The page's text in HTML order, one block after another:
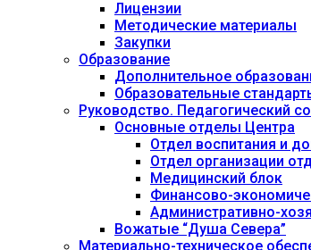
Лицензии
Методические материалы
Закупки
Образование
Дополнительное
Образовательные
Руководство. Педагогический
Основные отделы Центра
Отдел воспитания и
Отдел организации
Медицинский блок
Финансово-
Административно-
Вожатые “Душа Севера”
Материально-техническое